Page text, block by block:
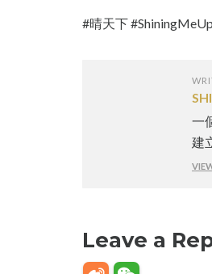
#晴天下
一
建
Leave a